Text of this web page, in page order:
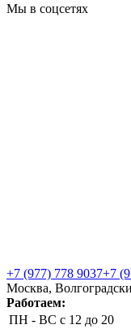
Мы в соцсетях
+7 (977) 778 9037+7
Москва,
Работаем:
ПН - ВС с 12 до 20